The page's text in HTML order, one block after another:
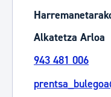
Alkatetza Arloa
943 481 006